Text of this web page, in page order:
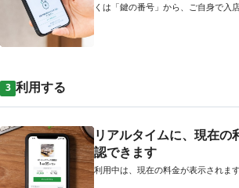
くは「鍵の番号」から、ご自身で入
3 利用する
リアルタイムに、現在の
認できます
利用中は、現在の料金が表示されます